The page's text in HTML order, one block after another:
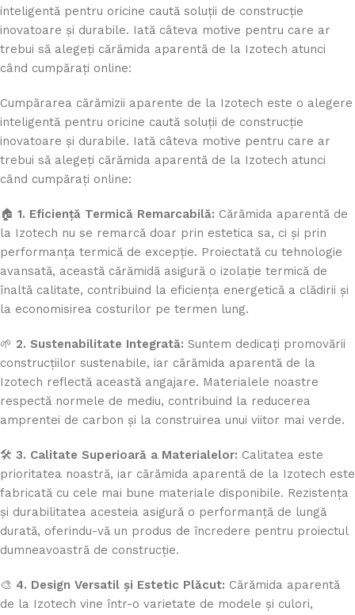
inteligentă pentru oricine caută soluții de construcție
inovatoare și durabile. Iată câteva motive pentru care ar
trebui să alegeți cărămida aparentă de la Izotech atunci
când cumpărați online:
Cumpărarea cărămizii aparente de la Izotech este o alegere
inteligentă pentru oricine caută soluții de construcție
inovatoare și durabile. Iată câteva motive pentru care ar
trebui să alegeți cărămida aparentă de la Izotech atunci
când cumpărați online:
🏠 1. Eficiență Termică Remarcabilă: Cărămida aparentă de
la Izotech nu se remarcă doar prin estetica sa, ci și prin
performanța termică de excepție. Proiectată cu tehnologie
avansată, această cărămidă asigură o izolație termică de
înaltă calitate, contribuind la eficiența energetică a clădirii și
la economisirea costurilor pe termen lung.
🌱 2. Sustenabilitate Integrată: Suntem dedicați promovării
construcțiilor sustenabile, iar cărămida aparentă de la
Izotech reflectă această angajare. Materialele noastre
respectă normele de mediu, contribuind la reducerea
amprentei de carbon și la construirea unui viitor mai verde.
🛠️ 3. Calitate Superioară a Materialelor: Calitatea este
prioritatea noastră, iar cărămida aparentă de la Izotech este
fabricată cu cele mai bune materiale disponibile. Rezistența
și durabilitatea acesteia asigură o performanță de lungă
durată, oferindu-vă un produs de încredere pentru proiectul
dumneavoastră de construcție.
🎨 4. Design Versatil și Estetic Plăcut: Cărămida aparentă
de la Izotech vine într-o varietate de modele și culori,